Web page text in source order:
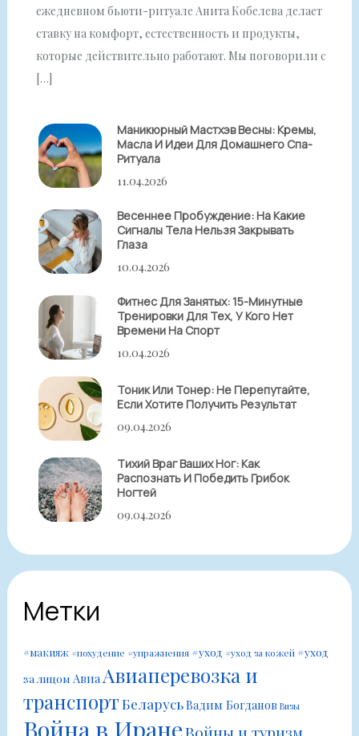
ежедневном бьюти-ритуале Анита Кобелева делает
ставку на комфорт, естественность и продукты,
которые действительно работают. Мы поговорили с
[…]
Маникюрный Мастхэв Весны: Кремы,
Масла И Идеи Для Домашнего Спа-
Ритуала
11.04.2026
Весеннее Пробуждение: На Какие
Сигналы Тела Нельзя Закрывать
Глаза
10.04.2026
Фитнес Для Занятых: 15-Минутные
Тренировки Для Тех, У Кого Нет
Времени На Спорт
10.04.2026
Тоник Или Тонер: Не Перепутайте,
Если Хотите Получить Результат
09.04.2026
Тихий Враг Ваших Ног: Как
Распознать И Победить Грибок
Ногтей
09.04.2026
Метки
#макияж #похудение #упражнения #уход #уход за кожей #уход
за лицом Авиа Авиаперевозка и
транспортБеларусьВадим Богданов Визы
Война в Иране